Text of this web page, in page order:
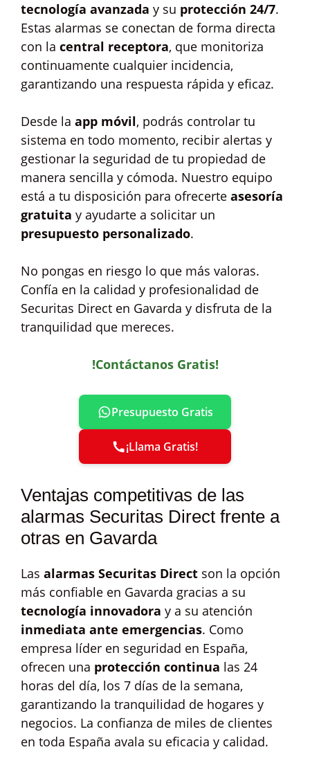
tecnología avanzada y su protección 24/7.
Estas alarmas se conectan de forma directa
con la central receptora, que monitoriza
continuamente cualquier incidencia,
garantizando una respuesta rápida y eficaz.
Desde la app móvil, podrás controlar tu
sistema en todo momento, recibir alertas y
gestionar la seguridad de tu propiedad de
manera sencilla y cómoda. Nuestro equipo
está a tu disposición para ofrecerte asesoría
gratuita y ayudarte a solicitar un
presupuesto personalizado.
No pongas en riesgo lo que más valoras.
Confía en la calidad y profesionalidad de
Securitas Direct en Gavarda y disfruta de la
tranquilidad que mereces.
!Contáctanos Gratis!
Presupuesto Gratis
¡Llama Gratis!
Ventajas competitivas de las
alarmas Securitas Direct frente a
otras en Gavarda
Las alarmas Securitas Direct son la opción
más confiable en Gavarda gracias a su
tecnología innovadora y a su atención
inmediata ante emergencias. Como
empresa líder en seguridad en España,
ofrecen una protección continua las 24
horas del día, los 7 días de la semana,
garantizando la tranquilidad de hogares y
negocios. La confianza de miles de clientes
en toda España avala su eficacia y calidad.